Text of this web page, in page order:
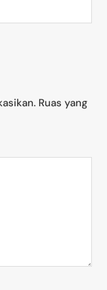
Ruas yang